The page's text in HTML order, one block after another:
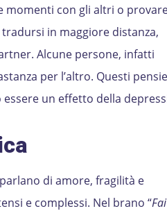
momenti con gli altri o
in maggiore distanza,
Alcune persone, infatti
per l’altro. Questi
un effetto della
di amore, fragilità e
e complessi. Nel brano “Fai